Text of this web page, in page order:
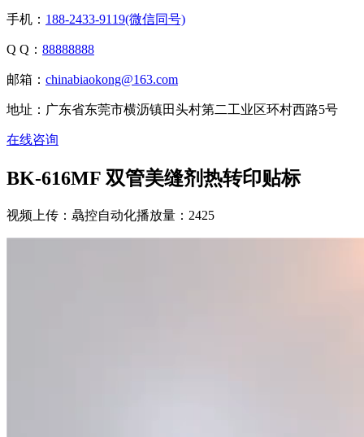
手机： 188-2433-9119(微信同号)
Q Q： 88888888
邮箱： chinabiaokong@163.com
地址：广东省东莞市横沥镇田头村第二工业区环村西路5号
在线咨询
BK-616MF 双管美缝剂热转印贴标
视频上传：骉控自动化播放量：2425